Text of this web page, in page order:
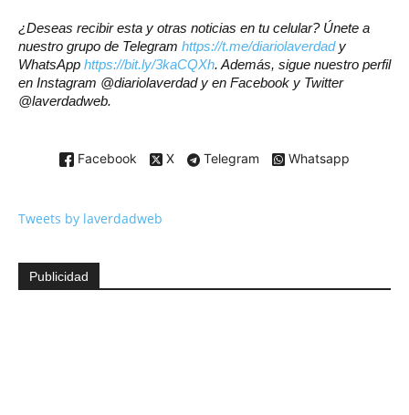
¿Deseas recibir esta y otras noticias en tu celular? Únete a
nuestro grupo de Telegram https://t.me/diariolaverdady
WhatsApp https://bit.ly/3kaCQXh. Además, sigue nuestro perfil
en Instagram @diariolaverdad y en Facebook y Twitter
@laverdadweb.
Facebook X Telegram Whatsapp
Tweets by laverdadweb
Publicidad